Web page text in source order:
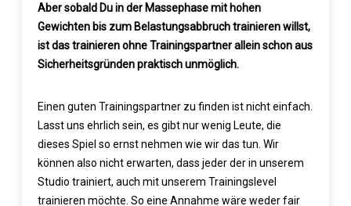
Aber sobald Du in der Massephase mit hohen
Gewichten bis zum Belastungsabbruch trainieren willst,
ist das trainieren ohne Trainingspartner allein schon aus
Sicherheitsgründen praktisch unmöglich.
Einen guten Trainingspartner zu finden ist nicht einfach.
Lasst uns ehrlich sein, es gibt nur wenig Leute, die
dieses Spiel so ernst nehmen wie wir das tun. Wir
können also nicht erwarten, dass jeder der in unserem
Studio trainiert, auch mit unserem Trainingslevel
trainieren möchte. So eine Annahme wäre weder fair